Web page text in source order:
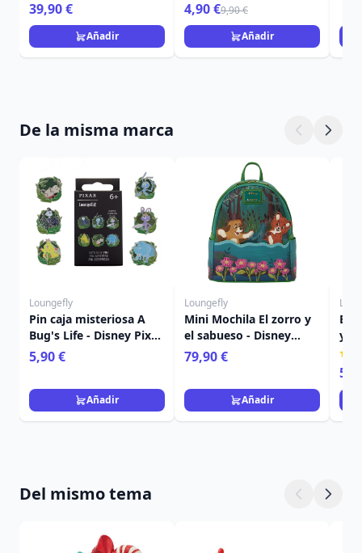
39,90 €
Añadir
MARAVILLAS
4,90 €9,90 €
Añadir
De la misma marca
Loungefly
Pin caja misteriosa A
Bug's Life - Disney Pixar
Loungefly
5,90 €
Añadir
Loungefly
Mini Mochila El zorro y
el sabueso - Disney
Loungefly
79,90 €
Añadir
y el
Del mismo tema